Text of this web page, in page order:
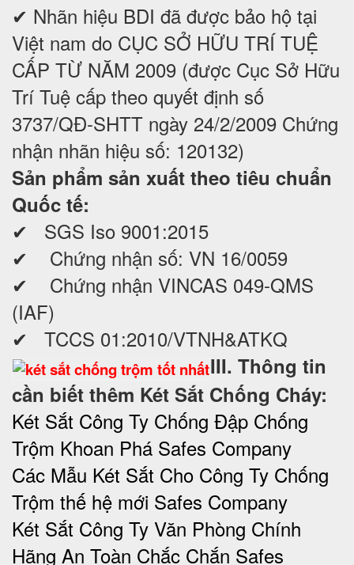
✔ Nhãn hiệu BDI đã được bảo hộ tại
Việt nam do CỤC SỞ HỮU TRÍ TUỆ
CẤP TỪ NĂM 2009 (được Cục Sở Hữu
Trí Tuệ cấp theo quyết định số
3737/QĐ-SHTT ngày 24/2/2009 Chứng
nhận nhãn hiệu số: 120132)
Sản phẩm sản xuất theo tiêu chuẩn
Quốc tế:
✔ SGS Iso 9001:2015
✔ Chứng nhận số: VN 16/0059
✔ Chứng nhận VINCAS 049-QMS
(IAF)
✔ TCCS 01:2010/VTNH&ATKQ
III. Thông tin
cần biết thêm Két Sắt Chống Cháy:
Két Sắt Công Ty Chống Đập Chống
Trộm Khoan Phá Safes Company
Các Mẫu Két Sắt Cho Công Ty Chống
Trộm thế hệ mới Safes Company
Két Sắt Công Ty Văn Phòng Chính
Hãng An Toàn Chắc Chắn Safes